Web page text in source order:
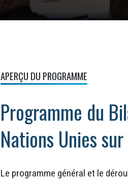
APERÇU DU PROGRAMME
Programme du
Nations Unies
Le programme général et le